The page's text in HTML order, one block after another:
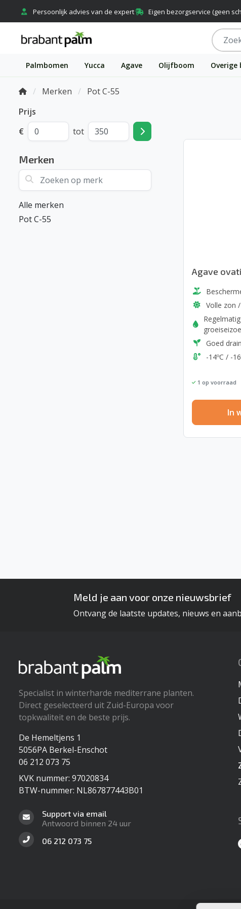
Persoonlijk advies van de expert Eigen bezorgservice (geen
Palmbomen Yucca Agave Olijfboom Overige
Merken
Pot C-55
Prijs
€
tot
Merken
Zoeken op merk
Alle merken
Pot C-55
Agave
Volle zon
Goed
-14ºC / -
1 op voorraad
In
Meld je aan voor onze nieuwsbrief
Ontvang de laatste updates, nieuws en
Specialist in winterharde mediterrane planten.
Direct geselecteerd uit Zuid-Europa voor
topkwaliteit en de beste prijs.
De Hemeltjens 1
5056PA Berkel-Enschot
06 212 073 75
KVK nummer: 97020834
BTW-nummer: NL867877443B01
Support via email
Antwoord binnen 24 uur
06 212 073 75